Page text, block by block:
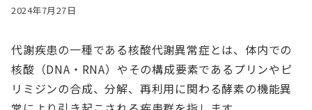
2024年7月27日
代謝疾患の一種である核酸代謝異常症とは、体内での
核酸（DNA・RNA）やその構成要素であるプリンやピ
リミジンの合成、分解、再利用に関わる酵素の機能異